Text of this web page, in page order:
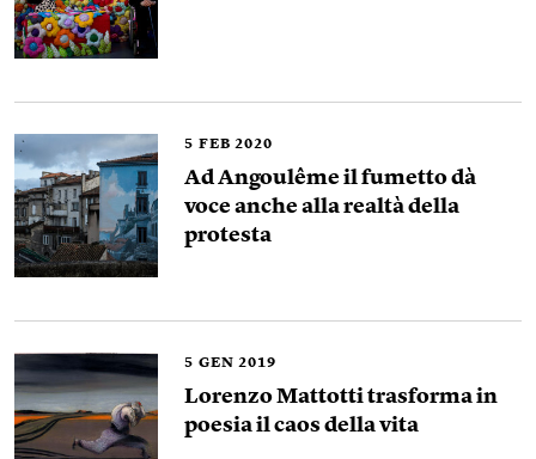
5 FEB 2020
Ad Angoulême il fumetto dà
voce anche alla realtà della
protesta
5 GEN 2019
Lorenzo Mattotti trasforma in
poesia il caos della vita